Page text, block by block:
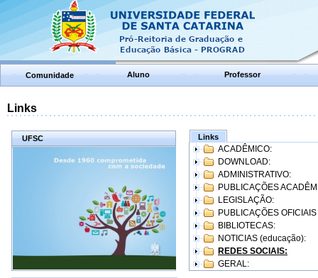
Comunidade Aluno Professor
Links
UFSC Links
ACADÊMICO:
DOWNLOAD:
ADMINISTRATIVO:
PUBLICAÇÕES
LEGISLAÇÃO:
PUBLICAÇÕES
BIBLIOTECAS:
NOTICIAS (educação):
REDES SOCIAIS:
GERAL: